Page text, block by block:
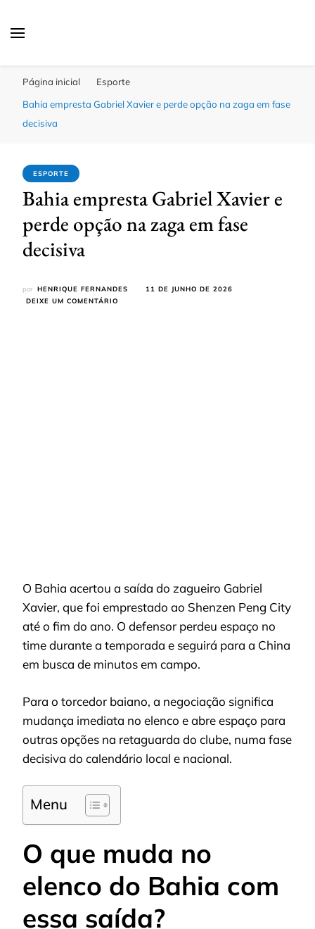
Página inicial
Esporte
Bahia empresta Gabriel Xavier e perde opção na zaga em fase
decisiva
ESPORTE
Bahia empresta Gabriel Xavier e
perde opção na zaga em fase
decisiva
por HENRIQUE FERNANDES
11 DE JUNHO DE 2026
DEIXE UM COMENTÁRIO
O Bahia acertou a saída do zagueiro Gabriel
Xavier, que foi emprestado ao Shenzen Peng City
até o fim do ano. O defensor perdeu espaço no
time durante a temporada e seguirá para a China
em busca de minutos em campo.
Para o torcedor baiano, a negociação significa
mudança imediata no elenco e abre espaço para
outras opções na retaguarda do clube, numa fase
decisiva do calendário local e nacional.
Menu
O que muda no
elenco do Bahia com
essa saída?